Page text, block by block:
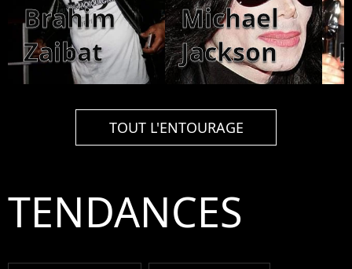
Brahim
Zaibat
Michael
Jackson
TOUT L'ENTOURAGE
TENDANCES